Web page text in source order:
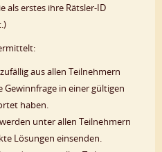
als erstes ihre Rätsler-ID
aus allen Teilnehmern
Gewinnfrage in einer gültigen
haben.
unter allen Teilnehmern
Lösungen einsenden.